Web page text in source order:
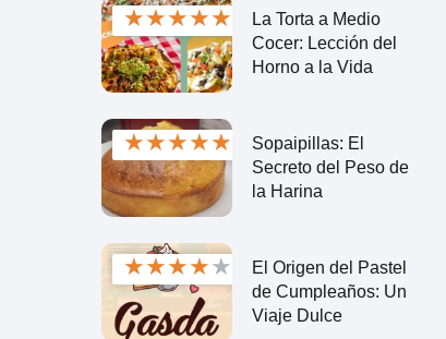
★★★★★
La Torta a Medio
Cocer: Lección del
Horno a la Vida
★★★★★
Sopaipillas: El
Secreto del Peso de
la Harina
★★★★★
El Origen del Pastel
de Cumpleaños: Un
Viaje Dulce